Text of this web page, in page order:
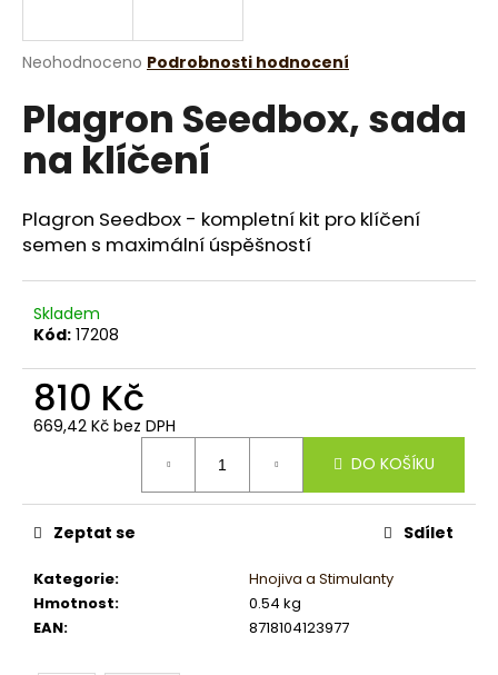
Průměrné
produktu
je
hvězdiček.
Neohodnoceno Podrobnosti hodnocení
Plagron Seedbox, sada
na klíčení
Plagron Seedbox - kompletní kit pro klíčení
semen s maximální úspěšností
Skladem
Kód: 17208
810 Kč
669,42 Kč bez DPH
DO KOŠÍKU
Kategorie:
Hnojiva a Stimulanty
Hmotnost:
0.54 kg
EAN: 8718104123977
Zeptat se Sdílet
j
t
?
HLEDAT
o
p
o
č
u
e
m
e